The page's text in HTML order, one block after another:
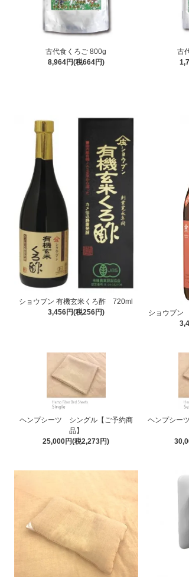
古代食くろご 800g
8,964円(税664円)
古
ショウブン 有機玄米くろ酢 720ml
3,456円(税256円)
ショウブ
ヘンプシーツ シングル【ご予約商
品】
25,000円(税2,273円)
ヘンプシー